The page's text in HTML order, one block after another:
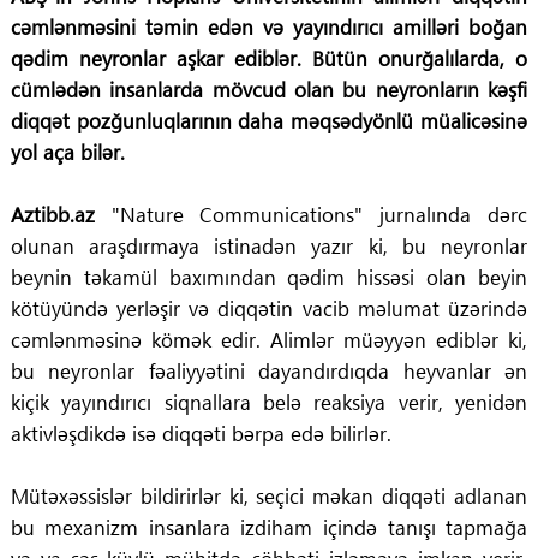
cəmlənməsini təmin edən və yayındırıcı amilləri boğan
qədim neyronlar aşkar ediblər. Bütün onurğalılarda, o
cümlədən insanlarda mövcud olan bu neyronların kəşfi
diqqət pozğunluqlarının daha məqsədyönlü müalicəsinə
yol aça bilər.
Aztibb.az"Nature Communications" jurnalında dərc
olunan araşdırmaya istinadən yazır ki, bu neyronlar
beynin təkamül baxımından qədim hissəsi olan beyin
kötüyündə yerləşir və diqqətin vacib məlumat üzərində
cəmlənməsinə kömək edir. Alimlər müəyyən ediblər ki,
bu neyronlar fəaliyyətini dayandırdıqda heyvanlar ən
kiçik yayındırıcı siqnallara belə reaksiya verir, yenidən
aktivləşdikdə isə diqqəti bərpa edə bilirlər.
Mütəxəssislər bildirirlər ki, seçici məkan diqqəti adlanan
bu mexanizm insanlara izdiham içində tanışı tapmağa